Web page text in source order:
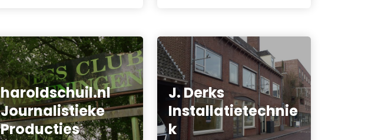
haroldschuil.nl
Journalistieke
Producties
J. Derks
Installatietechnie
k